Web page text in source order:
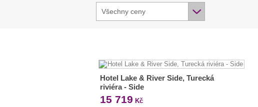
Všechny ceny
Hotel Lake & River Side, Turecká
riviéra - Side
15 719 Kč